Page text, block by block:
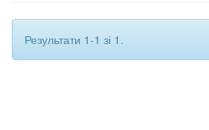
Результати 1-1 зі 1.